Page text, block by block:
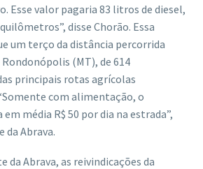
Esse valor pagaria 83 litros de diesel,
disse Chorão. Essa
um terço da distância percorrida
(MT), de 614
principais rotas agrícolas
com alimentação, o
média R$ 50 por dia na estrada”,
da Abrava.
da Abrava, as reivindicações da